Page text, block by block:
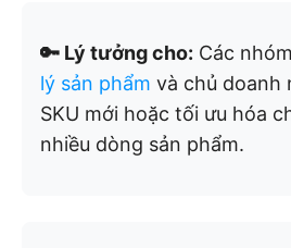
🔑 Lý tưởng cho: Các
lý sản phẩm và chủ doanh
SKU mới hoặc tối ưu hóa
nhiều dòng sản phẩm.